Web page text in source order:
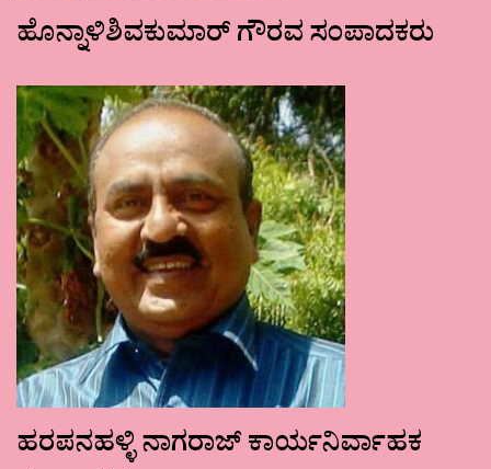
ಹೊನ್ನಾಳಿಶಿವಕುಮಾರ್ ಗೌರವ ಸಂಪಾದಕರು
ಹರಪನಹಳ್ಳಿ ನಾಗರಾಜ್ ಕಾರ್ಯನಿರ್ವಾಹಕ